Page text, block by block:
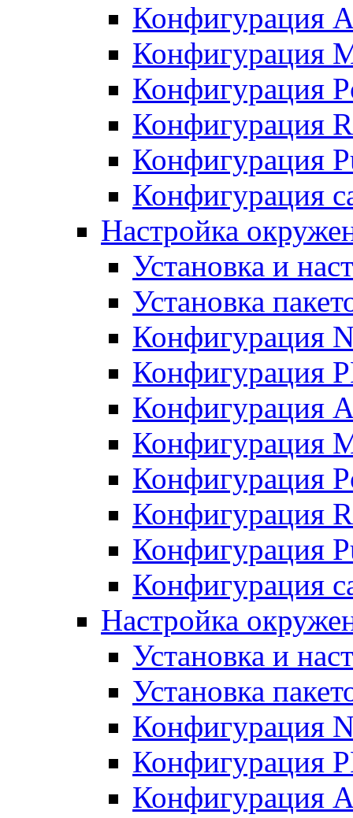
Конфигурация
Конфигурация
Конфигурация
Конфигурация
Конфигурация
Конфигурация
Настройка
Установка и
Установка
Конфигурация
Конфигурация
Конфигурация
Конфигурация
Конфигурация
Конфигурация
Конфигурация
Конфигурация
Настройка
Установка и
Установка
Конфигурация
Конфигурация
Конфигурация